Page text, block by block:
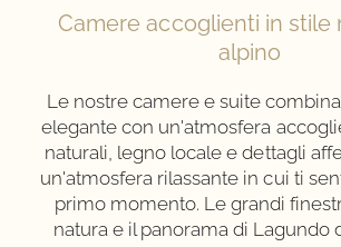
Camere accoglienti in stile
alpino
Le nostre camere e suite
elegante con un'atmosfera
naturali, legno locale e dettagli
un'atmosfera rilassante in cui ti
primo momento. Le grandi
natura e il panorama di Lagundo